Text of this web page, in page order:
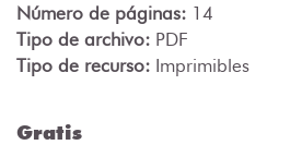
Número de páginas: 14
Tipo de archivo: PDF
Tipo de recurso: Imprimibles
Gratis